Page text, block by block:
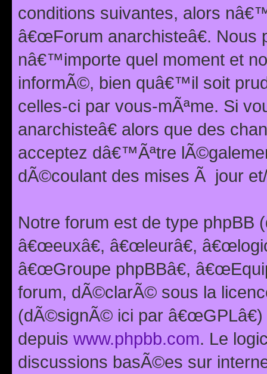
conditions suivantes, alors
â€œForum anarchisteâ€.
nâ€™importe quel moment et
informÃ©, bien quâ€™il soit
celles-ci par vous-mÃªme. Si
anarchisteâ€ alors que des
acceptez dâ€™Ãªtre
dÃ©coulant des mises Ã jour
Notre forum est de type phpBB
â€œeuxâ€, â€œleurâ€,
â€œGroupe phpBBâ€,
forum, dÃ©clarÃ© sous la
(dÃ©signÃ© ici par
depuis www.phpbb.com. Le
discussions basÃ©es sur